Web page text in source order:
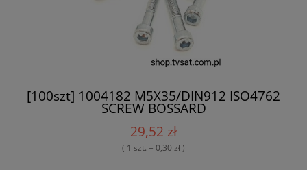
[100szt] 1004182 M5X35/DIN912 ISO4762
SCREW BOSSARD
29,52 zł
( 1 szt. = 0,30 zł )